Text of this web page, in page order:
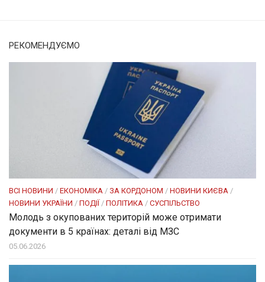
РЕКОМЕНДУЄМО
ВСІ НОВИНИ / ЕКОНОМІКА / ЗА КОРДОНОМ / НОВИНИ КИЄВА /
НОВИНИ УКРАЇНИ / ПОДІЇ / ПОЛІТИКА / СУСПІЛЬСТВО
Молодь з окупованих територій може отримати
документи в 5 країнах: деталі від МЗС
05.06.2026